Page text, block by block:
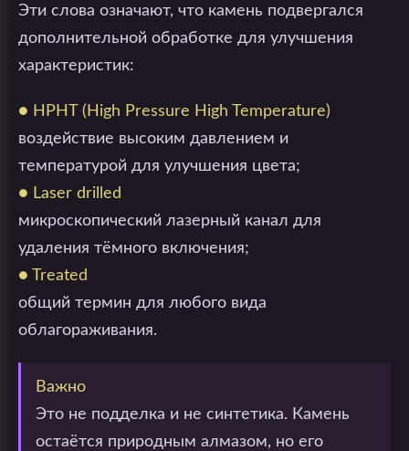
Эти слова означают, что камень подвергался
дополнительной обработке для улучшения
характеристик:
● HPHT (High Pressure High Temperature)
воздействие высоким давлением и
температурой для улучшения цвета;
● Laser drilled
микроскопический лазерный канал для
удаления тёмного включения;
● Treated
общий термин для любого вида
облагораживания.
Важно
Это не подделка и не синтетика. Камень
остаётся природным алмазом, но его